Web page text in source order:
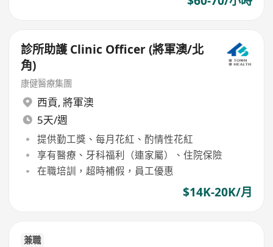
診所助護 Clinic Officer (將軍澳/北
角)
康健醫療集團
西貢, 將軍澳
5天/週
提供勤工獎、每月花紅、酌情性花紅
享有醫療、牙科福利（連家屬）、住院保險
在職培訓，超時補假，員工優惠
$14K-20K/月
兼職